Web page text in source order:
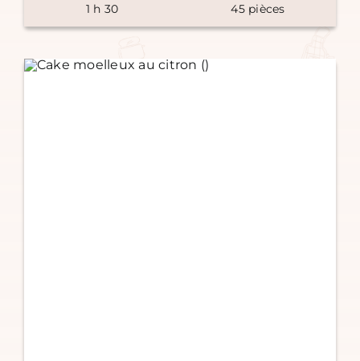
1 h 30 45pièces